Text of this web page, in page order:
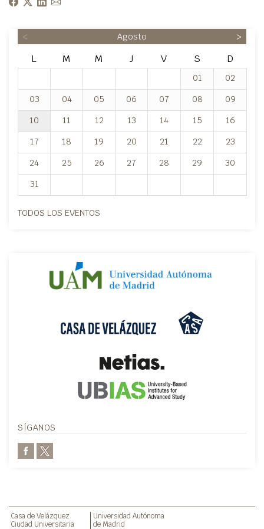
< Agosto >
L M M J V S D
01
02
03
04 05 06 07 08
09
10
11 12 13 14 15
16
17
18 19 20 21 22
23
24
25 26 27 28 29
30
31
TODOS LOS EVENTOS
SÍGANOS
Casa de Velázquez
Ciudad Universitaria
Universidad Autónoma
de Madrid